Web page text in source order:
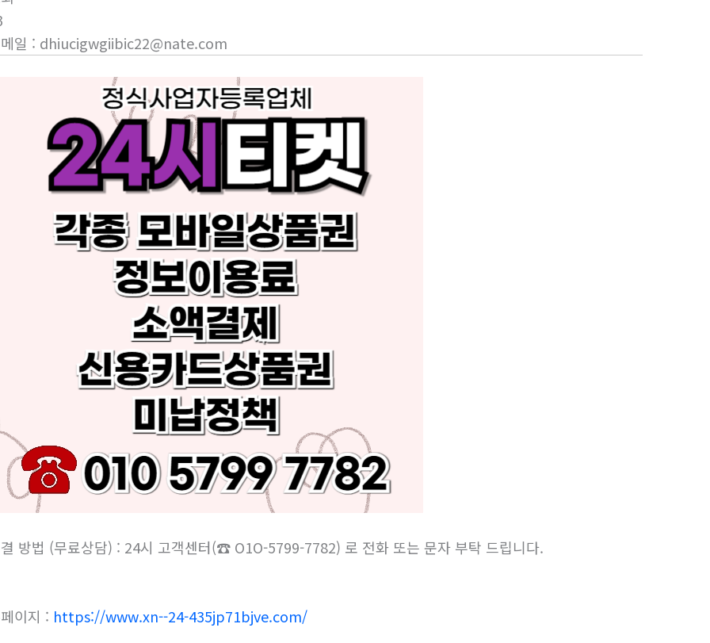
일 : dhiucigwgiibic22@nate.com
방법 (무료상담) : 24시 고객센터(☎ O1O-5799-7782) 로 전화 또는 문자 부탁 드립니다.
이지 : https://www.xn--24-435jp71bjve.com/